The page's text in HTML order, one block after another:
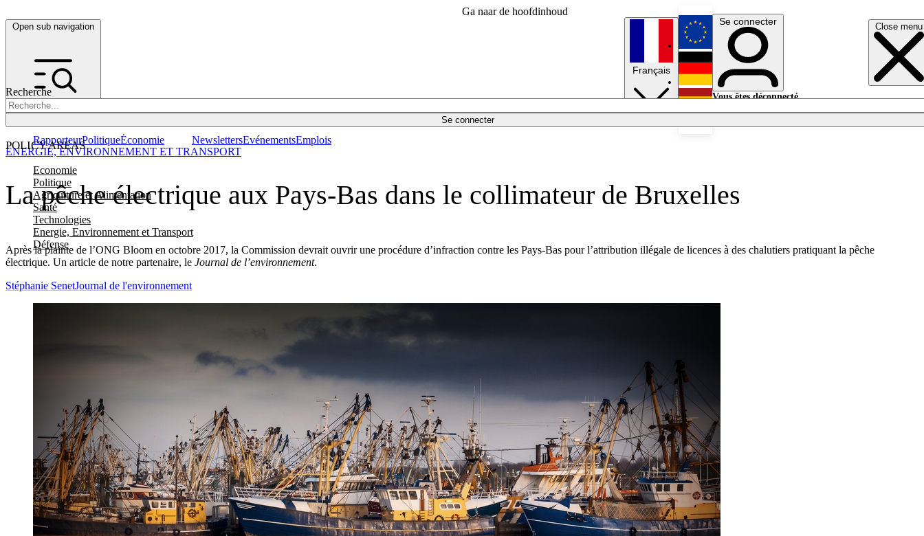
Ga naar de hoofdinhoud
Open sub navigation Close menu
Recherche
Se connecter
POLICY AREAS
Economie
Politique
Agriculture et Alimentation
Santé
Technologies
Energie, Environnement et Transport
Défense
RapporteurPolitiqueÉconomie NewslettersEvénementsEmplois
Français
English
Deutsch
Se connecter
Vous êtes déconnecté.
La pêche électrique aux Pays-Bas dans le collimateur de Bruxelles
Après la plainte de l’ONG Bloom en octobre 2017, la Commission devrait ouvrir une procédure d’infraction contre les Pays-Bas pour l’attribution illégale de licences à des chalutiers pratiquant la pêche
électrique. Un article de notre partenaire, le Journal de l’environnement.
ENERGIE, ENVIRONNEMENT ET TRANSPORT
Stéphanie SenetJournal de l'environnement